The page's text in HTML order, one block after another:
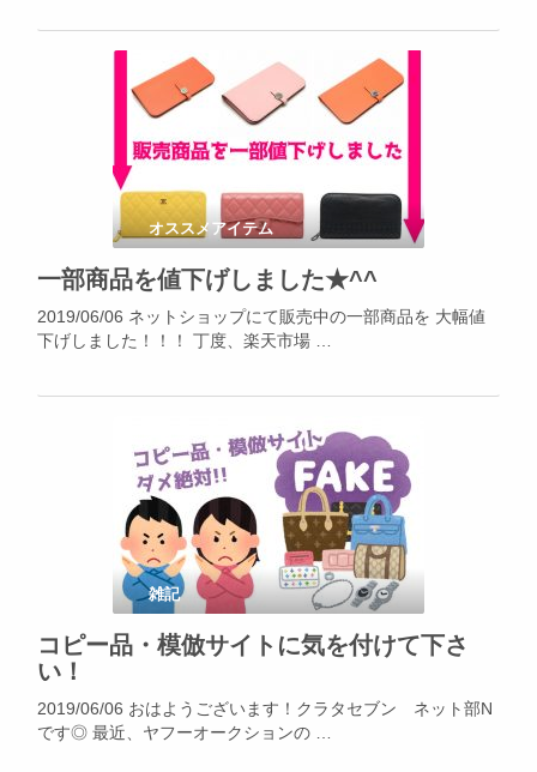
オススメアイテム
一部商品を値下げしました★^^
2019/06/06 ネットショップにて販売中の一部商品を 大幅値
下げしました！！！ 丁度、楽天市場 …
雑記
コピー品・模倣サイトに気を付けて下さ
い！
2019/06/06 おはようございます！クラタセブン ネット部N
です◎ 最近、ヤフーオークションの …